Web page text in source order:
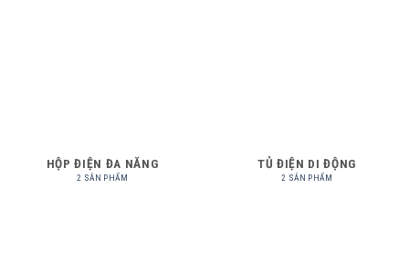
HỘP ĐIỆN ĐA NĂNG
2 SẢN PHẨM
TỦ ĐIỆN DI ĐỘNG
2 SẢN PHẨM